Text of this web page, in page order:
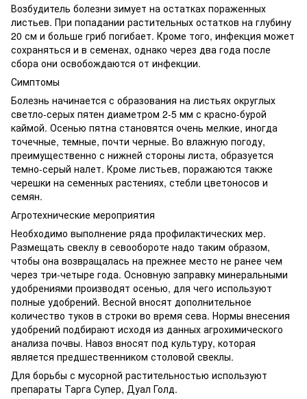
Возбудитель болезни зимует на остатках пораженных
листьев. При попадании растительных остатков на глубину
20 см и больше гриб погибает. Кроме того, инфекция может
сохраняться и в семенах, однако через два года после
сбора они освобождаются от инфекции.
Симптомы
Болезнь начинается с образования на листьях округлых
светло-серых пятен диаметром 2-5 мм с красно-бурой
каймой. Осенью пятна становятся очень мелкие, иногда
точечные, темные, почти черные. Во влажную погоду,
преимущественно с нижней стороны листа, образуется
темно-серый налет. Кроме листьев, поражаются также
черешки на семенных растениях, стебли цветоносов и
семян.
Агротехнические мероприятия
Необходимо выполнение ряда профилактических мер.
Размещать свеклу в севообороте надо таким образом,
чтобы она возвращалась на прежнее место не ранее чем
через три-четыре года. Основную заправку минеральными
удобрениями производят осенью, для чего используют
полные удобрений. Весной вносят дополнительное
количество туков в строки во время сева. Нормы внесения
удобрений подбирают исходя из данных агрохимического
анализа почвы. Навоз вносят под культуру, которая
является предшественником столовой свеклы.
Для борьбы с мусорной растительностью используют
препараты Тарга Супер, Дуал Голд.